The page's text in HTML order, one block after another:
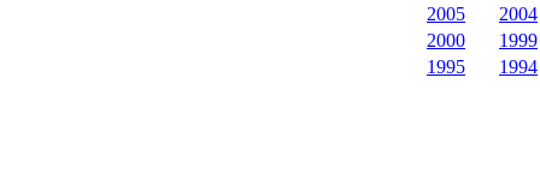
2005
2004
2000
1999
1995
1994